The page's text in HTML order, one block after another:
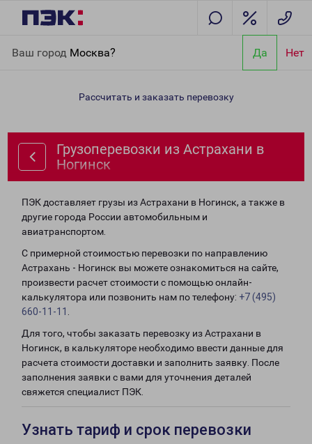
Ваш город Москва? Да Нет
Ногинск
Рассчитать и заказать перевозку
Грузоперевозки из Астрахани в
Ногинск
ПЭК доставляет грузы из Астрахани в Ногинск, а также в
другие города России автомобильным и
авиатранспортом.
С примерной стоимостью перевозки по направлению
Астрахань - Ногинск вы можете ознакомиться на сайте,
произвести расчет стоимости с помощью онлайн-
калькулятора или позвонить нам по телефону: +7 (495)
660-11-11
Для того, чтобы заказать перевозку из Астрахани в
Ногинск, в калькуляторе необходимо ввести данные для
расчета стоимости доставки и заполнить заявку. После
заполнения заявки с вами для уточнения деталей
свяжется специалист ПЭК.
Узнать тариф и срок перевозки